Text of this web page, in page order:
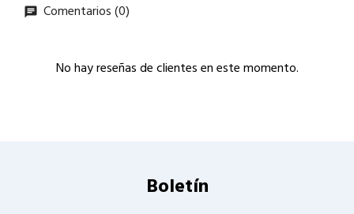
Comentarios (0)
No hay reseñas de clientes en este momento.
Boletín